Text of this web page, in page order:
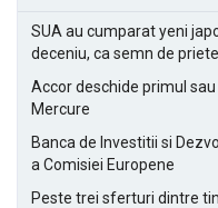
SUA au cumparat yeni
deceniu, ca semn de
Accor deschide primul
Mercure
Banca de Investitii si
a Comisiei Europene
Peste trei sferturi dintre